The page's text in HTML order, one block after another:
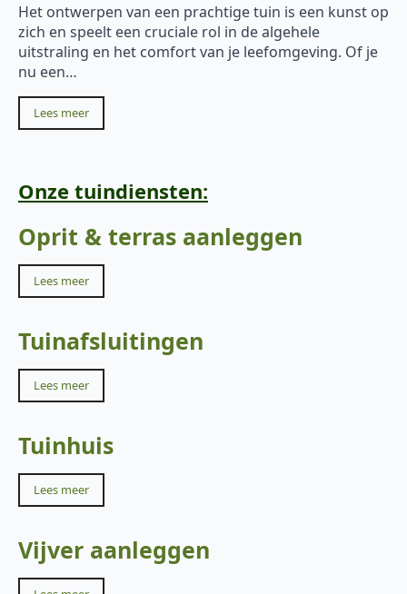
Het ontwerpen van een prachtige tuin is een kunst op
zich en speelt een cruciale rol in de algehele
uitstraling en het comfort van je leefomgeving. Of je
nu een…
Lees meer
Onze tuindiensten:
Oprit & terras aanleggen
Lees meer
Tuinafsluitingen
Lees meer
Tuinhuis
Lees meer
Vijver aanleggen